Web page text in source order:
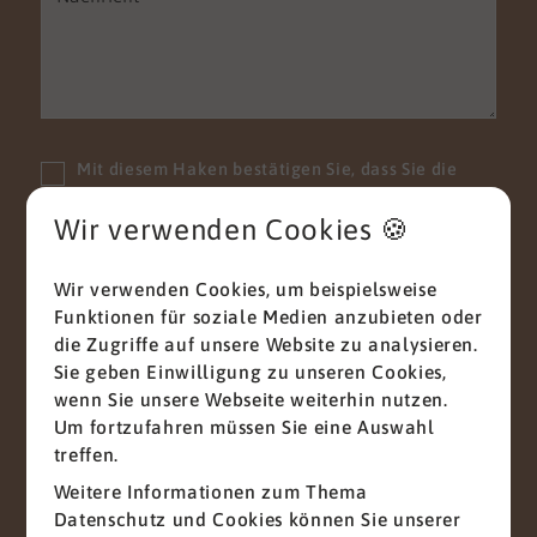
Mit diesem Haken bestätigen Sie, dass Sie die
haben.
Informationen, die Sie über dieses
Kontaktformular senden, werden streng
vertraulich behandelt. Wir garantieren, dass Ihre
persönlichen Daten nicht an Dritte
weitergegeben, verkauft oder anderweitig
missbraucht werden.
Vielen Dank für Ihr Vertrauen.
Wir verwenden Cookies 🍪
Wir verwenden Cookies, um beispielsweise
Funktionen für soziale Medien anzubieten oder
die Zugriffe auf unsere Website zu analysieren.
Sie geben Einwilligung zu unseren Cookies,
wenn Sie unsere Webseite weiterhin nutzen.
Um fortzufahren müssen Sie eine Auswahl
treffen.
Weitere Informationen zum Thema
Datenschutz und Cookies können Sie unserer